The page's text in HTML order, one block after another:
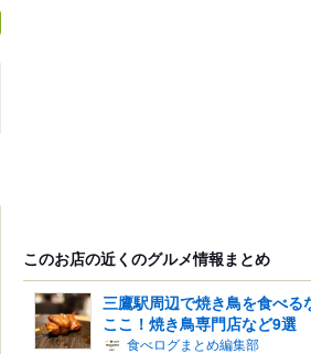
このお店の近くのグルメ情報まとめ
三鷹駅周辺で焼き鳥を食べる
ここ！焼き鳥専門店など9選
食べログまとめ編集部